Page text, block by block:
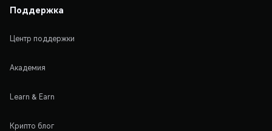
Поддержка
Центр поддержки
Академия
Learn & Earn
Крипто блог